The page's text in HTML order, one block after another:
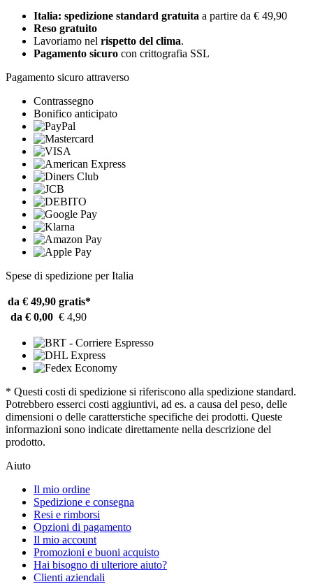
Italia: spedizione standard gratuita a partire da € 49,90
Reso gratuito
Lavoriamo nel rispetto del clima.
Pagamento sicuro con crittografia SSL
Pagamento sicuro attraverso
Contrassegno
Bonifico anticipato
Spese di spedizione per Italia
da € 49,90 gratis*
da € 0,00 € 4,90
* Questi costi di spedizione si riferiscono alla spedizione standard.
Potrebbero esserci costi aggiuntivi, ad es. a causa del peso, delle
dimensioni o delle caratterstiche specifiche dei prodotti. Queste
informazioni sono indicate direttamente nella descrizione del
prodotto.
Aiuto
Il mio ordine
Spedizione e consegna
Resi e rimborsi
Opzioni di pagamento
Il mio account
Promozioni e buoni acquisto
Hai bisogno di ulteriore aiuto?
Clienti aziendali